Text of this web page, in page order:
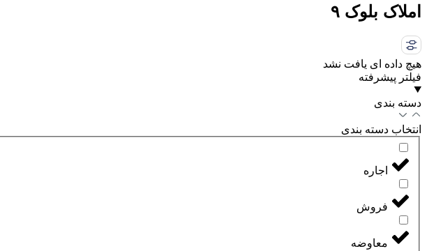
املاک بلوک ۹
هیچ داده ای یافت نشد
فیلتر پیشرفته
دسته بندی
انتخاب دسته بندی
اجاره
فروش
معاوضه